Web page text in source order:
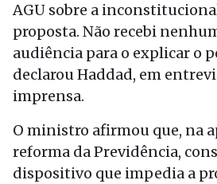
AGU sobre a
proposta. Não recebi
audiência para o explicar o
declarou Haddad, em
imprensa.
O ministro afirmou que, na
reforma da Previdência,
dispositivo que impedia a